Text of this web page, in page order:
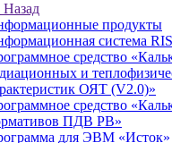
Назад
продукты
система
средство
и
ОЯТ (V2.0)»
средство
ПДВ РВ»
для ЭВМ «Исток»